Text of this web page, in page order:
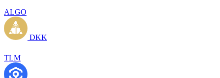
ALGO
DKK
TLM